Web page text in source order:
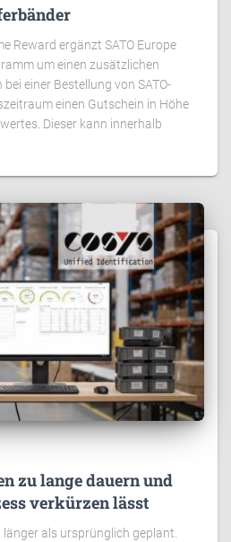
Reward ergänzt SATO Europe
um einen zusätzlichen
einer Bestellung von SATO-
einen Gutschein in Höhe
Dieser kann innerhalb
zu lange dauern und
verkürzen lässt
als ursprünglich geplant.